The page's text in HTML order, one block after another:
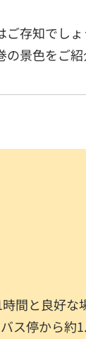
存知でしょ
景色をご紹
間と良好な
ス停から約